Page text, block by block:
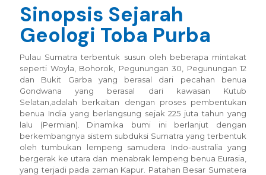
Sinopsis Sejarah
Geologi Toba Purba
Pulau Sumatra terbentuk susun oleh beberapa mintakat
seperti Woyla, Bohorok, Pegunungan 30, Pegunungan 12
dan Bukit Garba yang berasal dari pecahan benua
Gondwana yang berasal dari kawasan Kutub
Selatan,adalah berkaitan dengan proses pembentukan
benua India yang berlangsung sejak 225 juta tahun yang
lalu (Permian). Dinamika bumi ini berlanjut dengan
berkembangnya sistem subduksi Sumatra yang terbentuk
oleh tumbukan lempeng samudera Indo-australia yang
bergerak ke utara dan menabrak lempeng benua Eurasia,
yang terjadi pada zaman Kapur. Patahan Besar Sumatera